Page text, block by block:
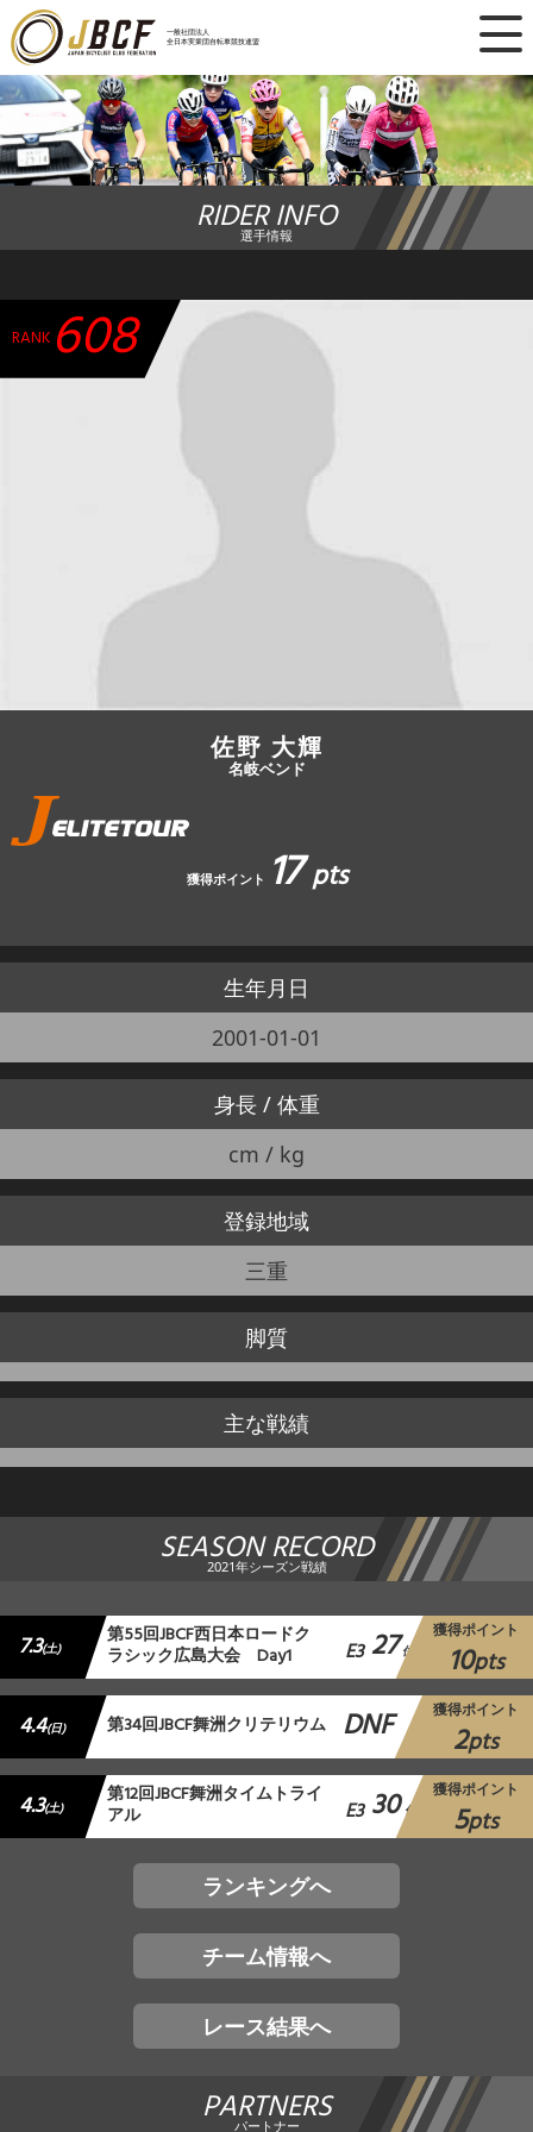
一般社団法人
全日本実業団自転車競技連盟
×
ニュース
レース日程
ランキング
チーム・選手
加盟・登録
エントリー
JBCF ROAD SERIESとは
RIDER INFO
選手情報
RANK 608
佐野 大輝
名岐ベンド
獲得ポイント 17pts
生年月日
2001-01-01
身長 / 体重
cm / kg
登録地域
三重
脚質
主な戦績
SEASON RECORD
2021年シーズン戦績
7.3(土) 第55回JBCF西日本ロードク
ラシック広島大会 Day1 E3 27 位
獲得ポイント
10pts
4.4(日) 第34回JBCF舞洲クリテリウム DNF 獲得ポイント
2pts
4.3(土) 第12回JBCF舞洲タイムトライ
アル E3 30 位
獲得ポイント
5pts
ランキングへ
チーム情報へ
レース結果へ
PARTNERS
パートナー